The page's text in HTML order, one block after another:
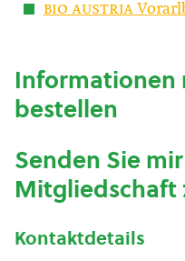
bio austria
Informationen
bestellen
Senden Sie
Mitgliedschaft
Kontaktdetails